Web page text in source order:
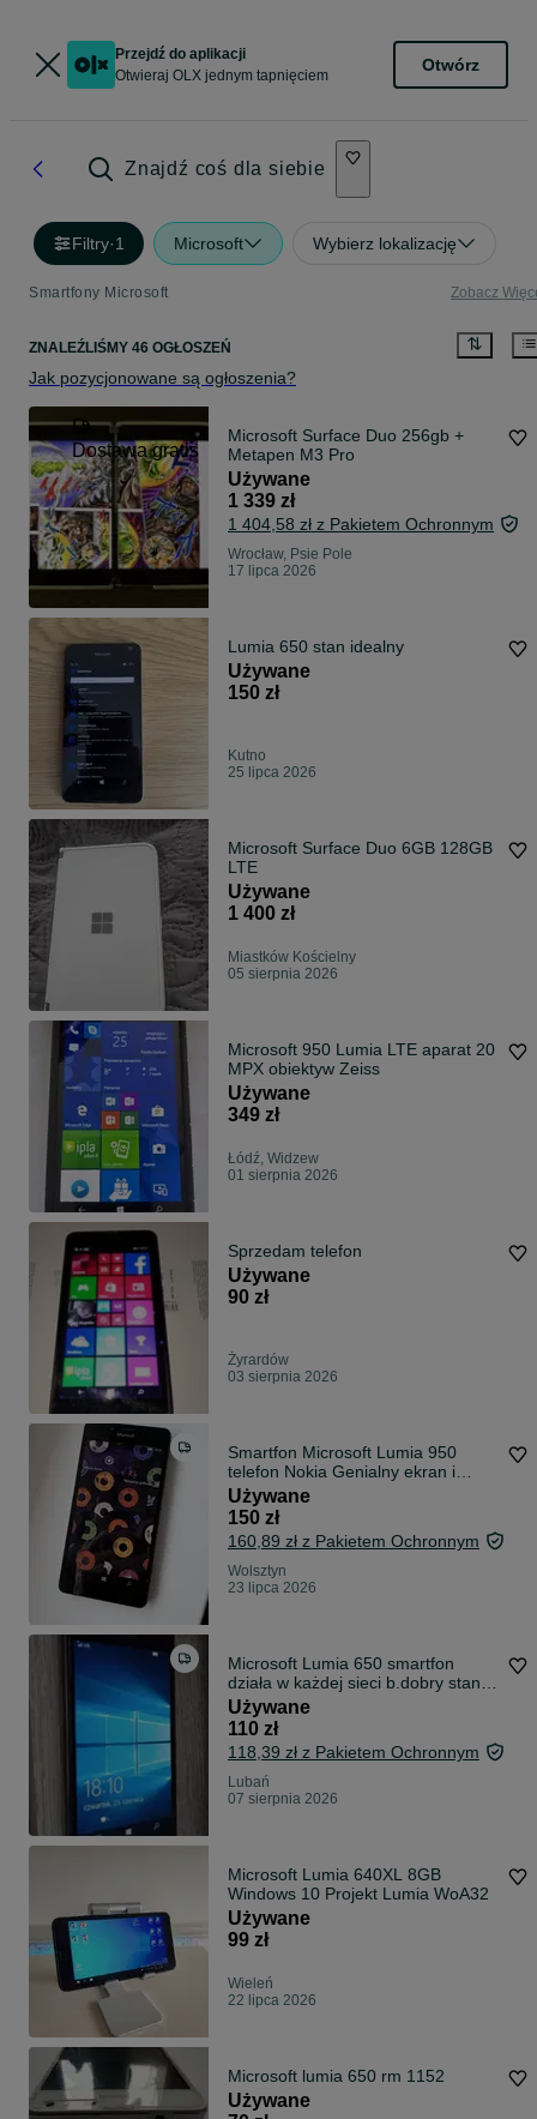
Przejdź do aplikacji
Otwieraj OLX jednym tapnięciem
Otwórz
Znajdź coś dla siebie
Filtry·1 Microsoft Wybierz lokalizację
Smartfony Microsoft Zobacz
ZNALEŹLIŚMY 46 OGŁOSZEŃ
Jak pozycjonowane są ogłoszenia?
Dostawa gratis
Microsoft Surface Duo 256gb +
Metapen M3 Pro
Używane
1 339 zł
1 404,58 zł z Pakietem Ochronnym
Wrocław, Psie Pole
17 lipca 2026
Lumia 650 stan idealny
Używane
150 zł
Kutno
25 lipca 2026
Microsoft Surface Duo 6GB 128GB
LTE
Używane
1 400 zł
Miastków Kościelny
05 sierpnia 2026
Microsoft 950 Lumia LTE aparat 20
MPX obiektyw Zeiss
Używane
349 zł
Łódź, Widzew
01 sierpnia 2026
Sprzedam telefon
Używane
90 zł
Żyrardów
03 sierpnia 2026
Smartfon Microsoft Lumia 950
telefon Nokia Genialny ekran i
aparat
Używane
150 zł
160,89 zł z Pakietem Ochronnym
Wolsztyn
23 lipca 2026
Microsoft Lumia 650 smartfon
działa w każdej sieci b.dobry stan
Okazja...
Używane
110 zł
118,39 zł z Pakietem Ochronnym
Lubań
07 sierpnia 2026
Microsoft Lumia 640XL 8GB
Windows 10 Projekt Lumia WoA32
Używane
99 zł
Wieleń
22 lipca 2026
Microsoft lumia 650 rm 1152
Używane